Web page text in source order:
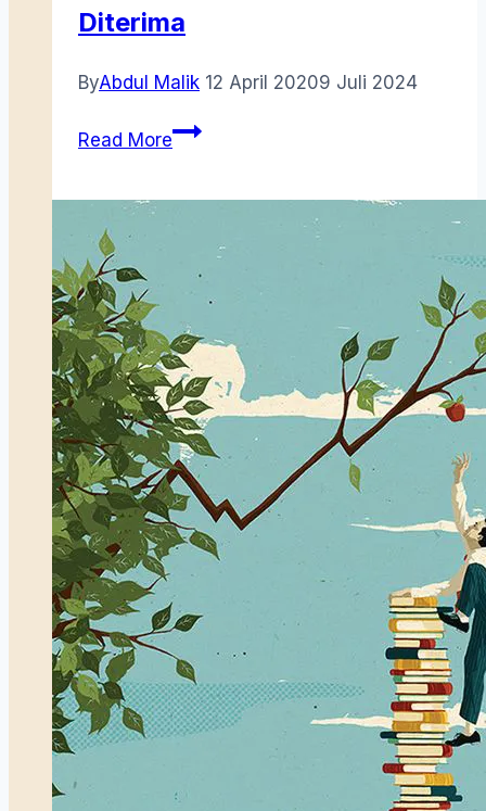
Diterima
ByAbdul Malik 12 April 20209 Juli 2024
Read MoreRaswah
Diterima